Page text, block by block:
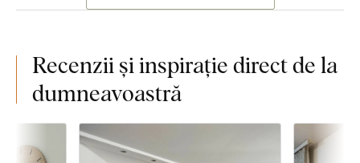
Recenzii și inspirație direct de la
dumneavoastră